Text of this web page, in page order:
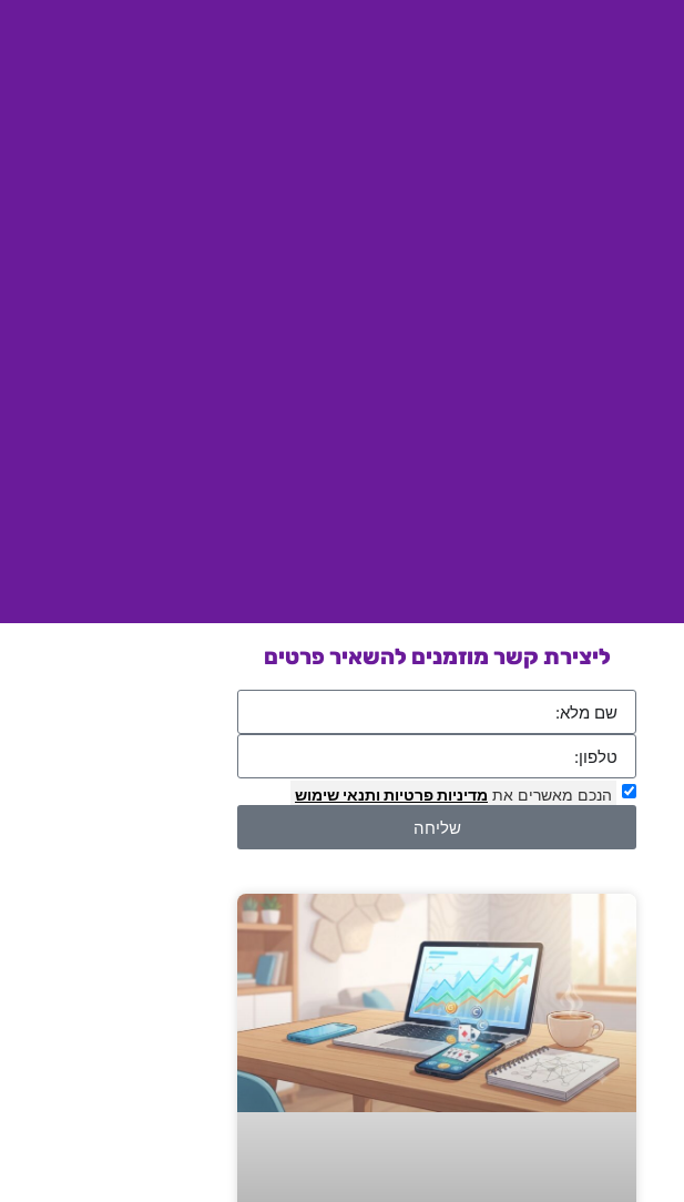
ליצירת קשר מוזמנים להשאיר פרטים
הנכם מאשרים את מדיניות פרטיות ותנאי שימוש
שליחה